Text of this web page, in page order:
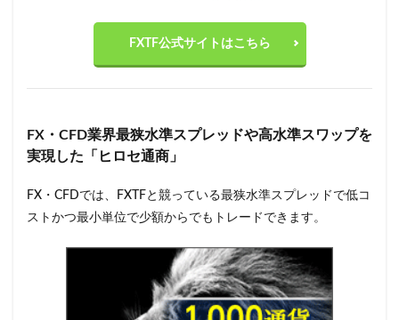
FXTF公式サイトはこちら
FX・CFD業界最狭水準スプレッドや高水準スワップを
実現した「ヒロセ通商」
FX・CFDでは、FXTFと競っている最狭水準スプレッドで低コ
ストかつ最小単位で少額からでもトレードできます。